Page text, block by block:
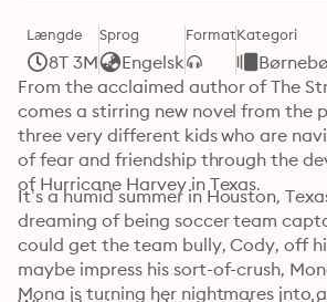
Længde
8T 3M
Sprog
Engelsk
FormatKategori
From the acclaimed author of The
comes a stirring new novel from the
three very different kids who are
of fear and friendship through the
It’s a humid summer in Houston,
dreaming of being soccer team
could get the team bully, Cody, off
maybe impress his sort-of-crush,
Mona is turning her nightmares into